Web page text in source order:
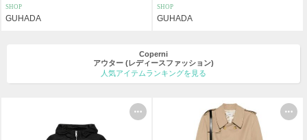
SHOP
GUHADA
SHOP
GUHADA
Coperni
アウター (レディースファッション)
人気アイテムランキングを見る